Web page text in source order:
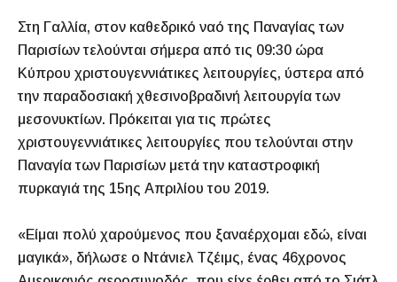
Στη Γαλλία, στον καθεδρικό ναό της Παναγίας των
Παρισίων τελούνται σήμερα από τις 09:30 ώρα
Κύπρου χριστουγεννιάτικες λειτουργίες, ύστερα από
την παραδοσιακή χθεσινοβραδινή λειτουργία των
μεσονυκτίων. Πρόκειται για τις πρώτες
χριστουγεννιάτικες λειτουργίες που τελούνται στην
Παναγία των Παρισίων μετά την καταστροφική
πυρκαγιά της 15ης Απριλίου του 2019.
«Είμαι πολύ χαρούμενος που ξαναέρχομαι εδώ, είναι
μαγικά», δήλωσε ο Ντάνιελ Τζέιμς, ένας 46χρονος